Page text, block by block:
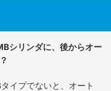
シリンダに、後からオー
イプでないと、オート